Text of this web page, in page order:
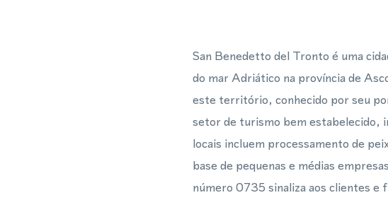
San Benedetto del Tronto é uma
do mar Adriático na província de
este território, conhecido por seu
setor de turismo bem estabelecido,
locais incluem processamento de
base de pequenas e médias
número 0735 sinaliza aos clientes e